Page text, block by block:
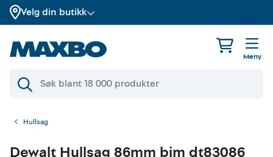
Velg din butikk
Meny
Hullsag
Dewalt Hullsag 86mm bim dt83086